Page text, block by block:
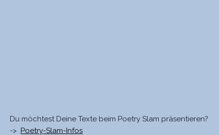
Du möchtest Deine Texte beim Poetry Slam präsentieren?
-> Poetry-Slam-Infos